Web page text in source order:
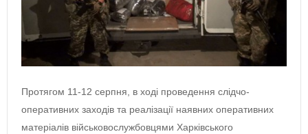
Протягом 11-12 серпня, в ході проведення слідчо-
оперативних заходів та реалізації наявних оперативних
матеріалів військовослужбовцями Харківського